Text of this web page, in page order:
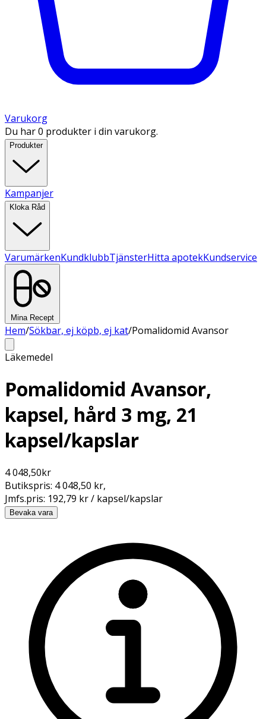
Varukorg
Du har 0 produkter i din varukorg.
Produkter
Kampanjer
Kloka Råd
VarumärkenKundklubbTjänsterHitta apotekKundservice
Mina Recept
Hem/Sökbar, ej köpb, ej kat/Pomalidomid Avansor
Läkemedel
Pomalidomid Avansor,
kapsel, hård 3 mg, 21
kapsel/kapslar
4 048,50kr
Butikspris: 4 048,50 kr,
Jmfs.pris: 192,79 kr / kapsel/kapslar
Bevaka vara